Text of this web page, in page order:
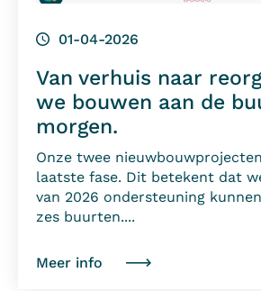
01-04-2026
Van verhuis naar
we bouwen aan de
morgen.
Onze twee
laatste fase. Dit betekent dat
van 2026 ondersteuning
zes buurten....
Meer info